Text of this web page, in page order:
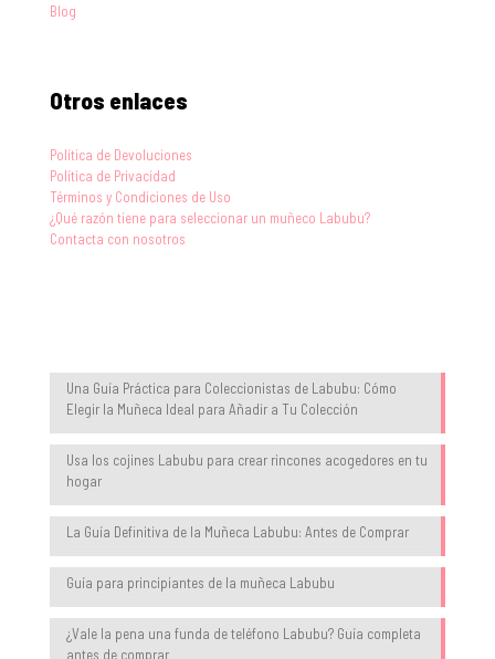
Blog
Otros enlaces
Política de Devoluciones
Política de Privacidad
Términos y Condiciones de Uso
¿Qué razón tiene para seleccionar un muñeco Labubu?
Contacta con nosotros
Una Guía Práctica para Coleccionistas de Labubu: Cómo
Elegir la Muñeca Ideal para Añadir a Tu Colección
Usa los cojines Labubu para crear rincones acogedores en tu
hogar
La Guía Definitiva de la Muñeca Labubu: Antes de Comprar
Guía para principiantes de la muñeca Labubu
¿Vale la pena una funda de teléfono Labubu? Guía completa
antes de comprar